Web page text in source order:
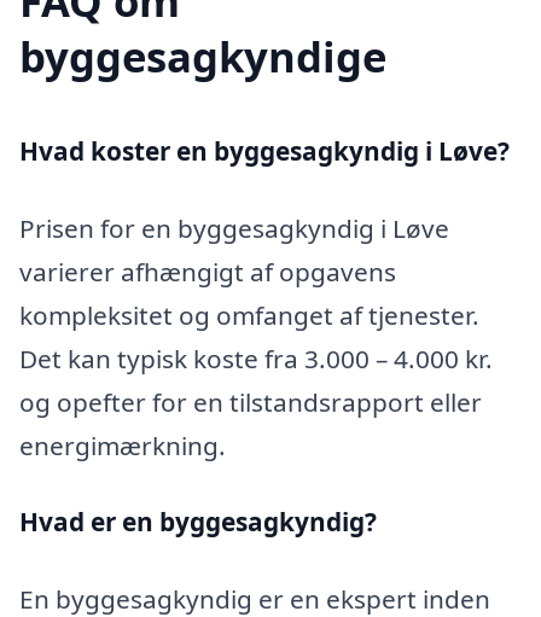
byggesagkyndige
Hvad koster en byggesagkyndig i Løve?
Prisen for en byggesagkyndig i Løve
varierer afhængigt af opgavens
kompleksitet og omfanget af tjenester.
Det kan typisk koste fra 3.000 – 4.000 kr.
og opefter for en tilstandsrapport eller
energimærkning.
Hvad er en byggesagkyndig?
En byggesagkyndig er en ekspert inden